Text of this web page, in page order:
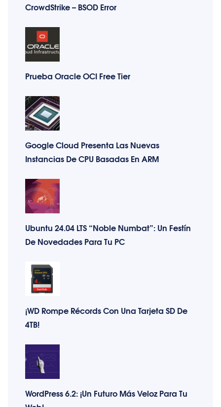
CrowdStrike – BSOD Error
Prueba Oracle OCI Free Tier
Google Cloud Presenta Las Nuevas
Instancias De CPU Basadas En ARM
Ubuntu 24.04 LTS “Noble Numbat”: Un Festín
De Novedades Para Tu PC
¡WD Rompe Récords Con Una Tarjeta SD De
4TB!
WordPress 6.2: ¡Un Futuro Más Veloz Para Tu